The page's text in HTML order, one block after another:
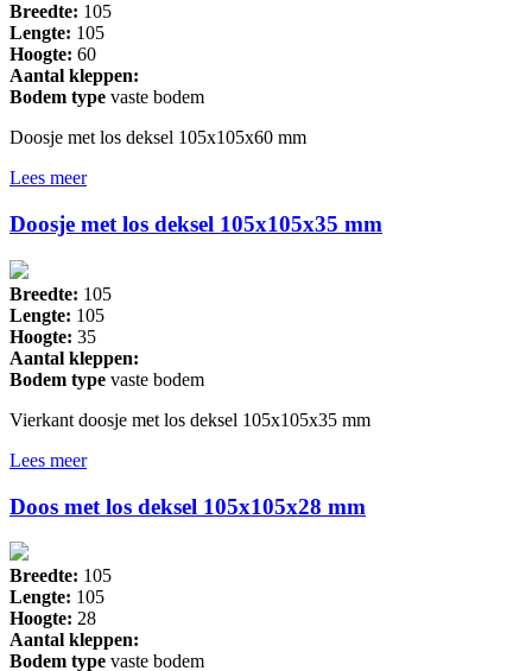
Breedte: 105
Lengte: 105
Hoogte: 60
Aantal kleppen:
Bodem type vaste bodem
Doosje met los deksel 105x105x60 mm
Lees meer
Doosje met los deksel 105x105x35 mm
Breedte: 105
Lengte: 105
Hoogte: 35
Aantal kleppen:
Bodem type vaste bodem
Vierkant doosje met los deksel 105x105x35 mm
Lees meer
Doos met los deksel 105x105x28 mm
Breedte: 105
Lengte: 105
Hoogte: 28
Aantal kleppen:
Bodem type vaste bodem